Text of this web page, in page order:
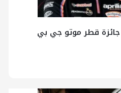
قطر موتو جي بي